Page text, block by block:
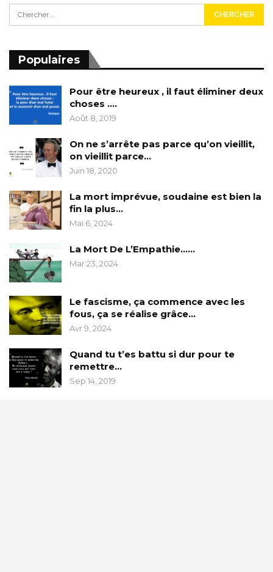
Populaires
Pour être heureux , il faut éliminer deux
choses ….
Août 8, 2019
On ne s’arrête pas parce qu’on vieillit,
on vieillit parce…
Juin 18, 2020
La mort imprévue, soudaine est bien la
fin la plus…
Mai 6, 2024
La Mort De L’Empathie……
Mar 23, 2024
Le fascisme, ça commence avec les
fous, ça se réalise grâce…
Avr 9, 2024
Quand tu t’es battu si dur pour te
remettre…
Sep 14, 2019